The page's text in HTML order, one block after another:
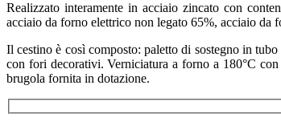
Realizzato interamente in acciaio zincato con
acciaio da forno elettrico non legato 65%, acciaio da
Il cestino è così composto: paletto di sostegno in
con fori decorativi. Verniciatura a forno a 180°C
brugola fornita in dotazione.